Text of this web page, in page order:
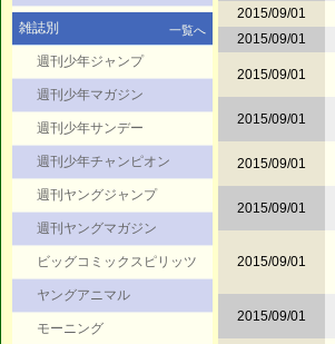
雑誌別 一覧へ
週刊少年ジャンプ
週刊少年マガジン
週刊少年サンデー
週刊少年チャンピオン
週刊ヤングジャンプ
週刊ヤングマガジン
ビッグコミックスピリッツ
ヤングアニマル
モーニング
2015/09/01
2015/09/01
2015/09/01
2015/09/01
2015/09/01
2015/09/01
2015/09/01
2015/09/01